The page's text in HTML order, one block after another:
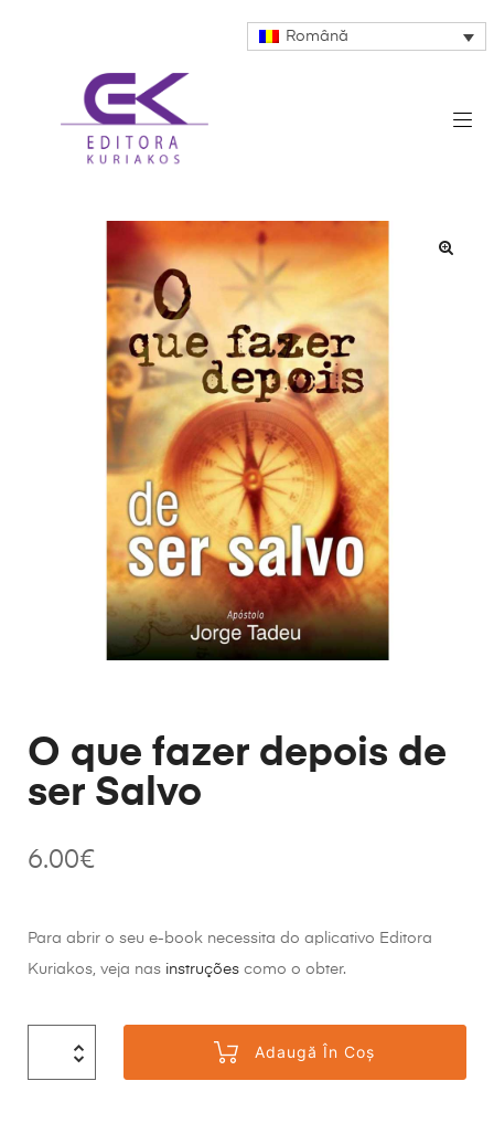
Română
O que fazer depois de
ser Salvo
6.00€
Para abrir o seu e-book necessita do aplicativo Editora
Kuriakos, veja nas instruções como o obter.
Adaugă În Coș